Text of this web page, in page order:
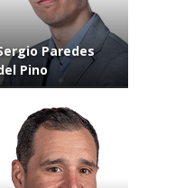
Paredes
Pino